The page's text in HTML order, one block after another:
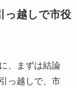
っ越しで市役
、まずは結論
っ越しで、市